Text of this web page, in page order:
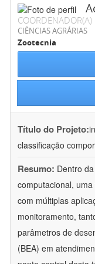
COORDENADOR(A)
CIÊNCIAS AGRÁRIAS
Zootecnia
Título do Projeto:
classificação
Resumo: Dentro
computacional,
com múltiplas
monitoramento,
parâmetros de
(BEA) em